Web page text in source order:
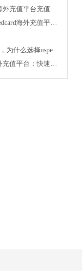
在uspeedcard海外充值平台充值抖音太舒服了
如何使用uspeedcard海外充值平台便宜充值抖音
海外充值抖音，为什么选择uspeedcard海外充值平台？
uspeedcard海外充值平台：快速充值，让你的生活更便捷！